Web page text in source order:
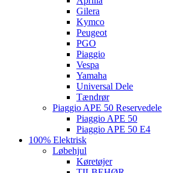
Gilera
Kymco
Peugeot
PGO
Piaggio
Vespa
Yamaha
Universal Dele
Tændrør
Piaggio APE 50 Reservedele
Piaggio APE 50
Piaggio APE 50 E4
100% Elektrisk
Løbehjul
Køretøjer